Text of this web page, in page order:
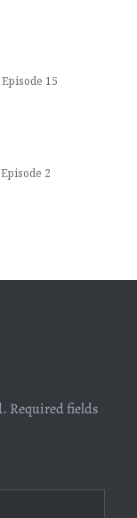
15
2
Required fields